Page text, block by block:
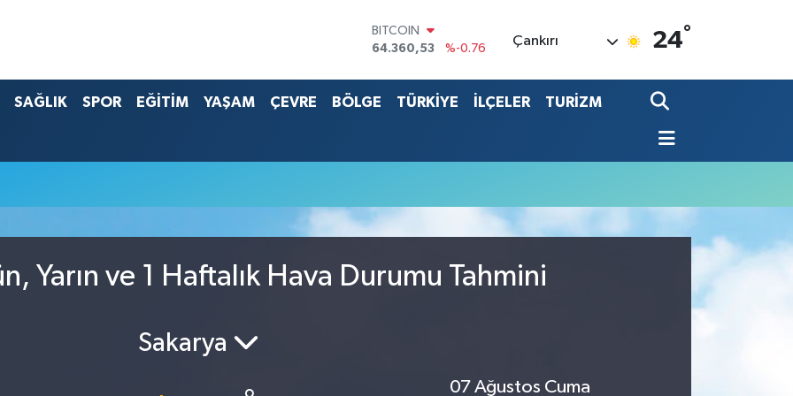
BITCOIN
64.360,53
%-0.76
EURO
BİST100
13.887
Çankırı 24°
SAĞLIK SPOR EĞİTİM YAŞAM ÇEVRE BÖLGE TÜRKİYE İLÇELER TURİZM
Yarın ve 1 Haftalık Hava Durumu Tahmini
Sakarya
07 Ağustos Cuma